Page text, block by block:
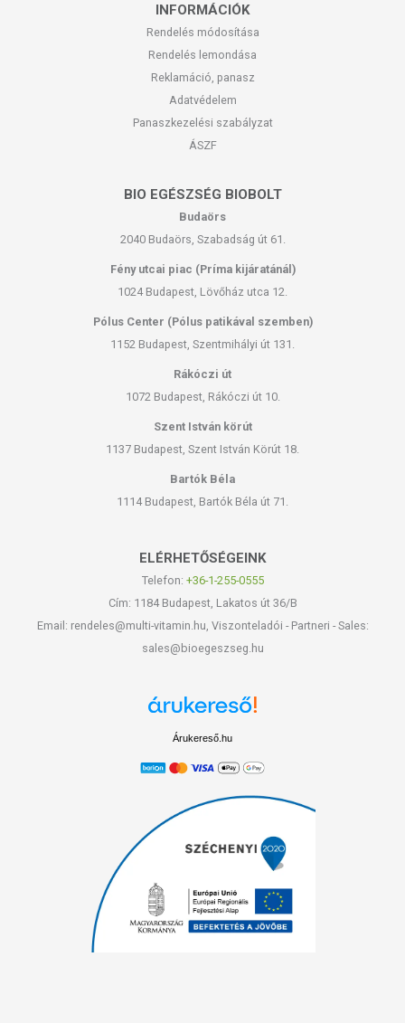
INFORMÁCIÓK
Rendelés módosítása
Rendelés lemondása
Reklamáció, panasz
Adatvédelem
Panaszkezelési szabályzat
ÁSZF
BIO EGÉSZSÉG BIOBOLT
Budaörs
2040 Budaörs, Szabadság út 61.
Fény utcai piac (Príma kijáratánál)
1024 Budapest, Lövőház utca 12.
Pólus Center (Pólus patikával szemben)
1152 Budapest, Szentmihályi út 131.
Rákóczi út
1072 Budapest, Rákóczi út 10.
Szent István körút
1137 Budapest, Szent István Körút 18.
Bartók Béla
1114 Budapest, Bartók Béla út 71.
ELÉRHETŐSÉGEINK
Telefon: +36-1-255-0555
Cím: 1184 Budapest, Lakatos út 36/B
Email: rendeles@multi-vitamin.hu, Viszonteladói - Partneri - Sales:
sales@bioegeszseg.hu
Árukereső.hu